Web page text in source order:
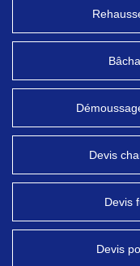
Devis
Devis
Devis